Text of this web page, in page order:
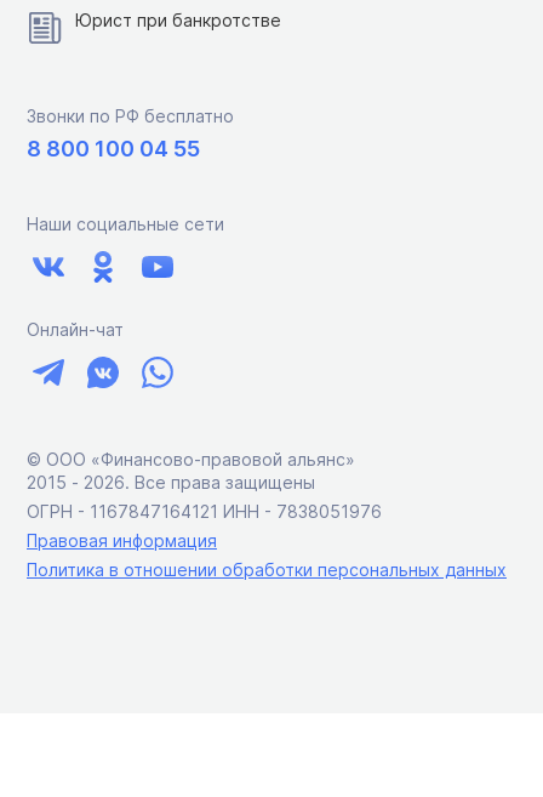
Юрист при банкротстве
Звонки по РФ бесплатно
8 800 100 04 55
Наши социальные сети
Онлайн-чат
© ООО «Финансово-правовой альянс»
2015 ‑ 2026. Все права защищены
ОГРН - 1167847164121 ИНН - 7838051976
Правовая информация
Политика в отношении обработки персональных данных